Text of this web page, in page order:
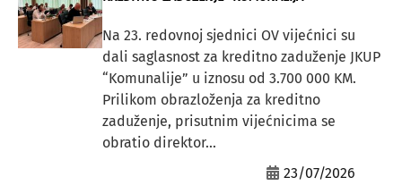
Na 23. redovnoj sjednici OV vijećnici su
dali saglasnost za kreditno zaduženje JKUP
“Komunalije” u iznosu od 3.700 000 KM.
Prilikom obrazloženja za kreditno
zaduženje, prisutnim vijećnicima se
obratio direktor...
23/07/2026